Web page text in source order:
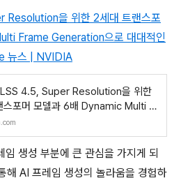
을 위한 2세대 트랜스포
Frame Generation으로 대대적인
뉴스 | NVIDIA
4.5, Super Resolution을 위한
스포머 모델과 6배 Dynamic Multi Fr
으로 대대
생성 부분에 큰 관심을 가지게 되
AI 프레임 생성의 놀라움을 경험하